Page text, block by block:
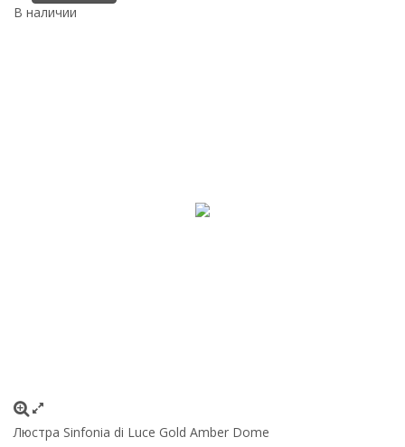
В наличии
Люстра Sinfonia di Luce Gold Amber Dome